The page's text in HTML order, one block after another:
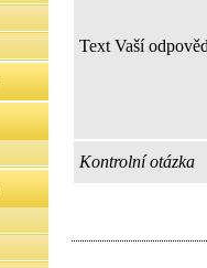
Text Vaší
Kontrolní otázka